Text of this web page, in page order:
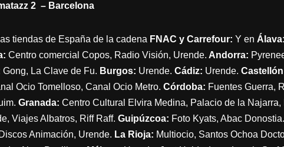
2 – Barcelona
tiendas de España de la cadena FNAC y Carrefour: Y en Álava
Centro comercial Copos, Radio Visión, Urende. Andorra:
Gong, La Clave de Fu. Burgos: Urende. Cádiz: Urende.
Ocio Tomelloso, Canal Ocio Metro. Córdoba: Fuentes Guerra,
Granada: Centro Cultural Elvira Medina, Palacio de la Najarra,
Viajes Albatros, Riff Raff. Guipúzcoa: Foto Kyats, Abac Donostia.
Animación, Urende. La Rioja: Multiocio, Santos Ochoa